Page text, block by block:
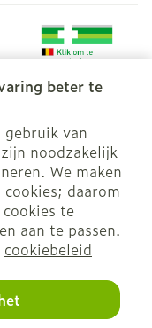
beter te
van
noodzakelijk
We maken
daarom
te
aan te passen.
cookiebeleid